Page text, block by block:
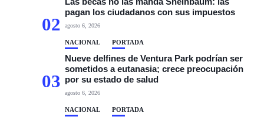
02
pagan los ciudadanos con sus impuestos
agosto 6, 2026
03
NACIONAL PORTADA
Nueve delfines de Ventura Park podrían ser
sometidos a eutanasia; crece preocupación
por su estado de salud
agosto 6, 2026
NACIONAL PORTADA